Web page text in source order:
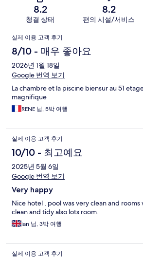
8.2
청결 상태
8.2
편의 시설/서비스
이
용
후
기
실제 이용 고객 후기
8/10 - 매우 좋아요
2026년 1월 18일
Google 번역 보기
La chambre et la piscine biensur au 51
magnifique
RENE 님, 5박 여행
실제 이용 고객 후기
10/10 - 최고예요
2025년 5월 6일
Google 번역 보기
Very happy
Nice hotel , pool was very clean and rooms
clean and tidy also lots room.
ian 님, 3박 여행
실제 이용 고객 후기